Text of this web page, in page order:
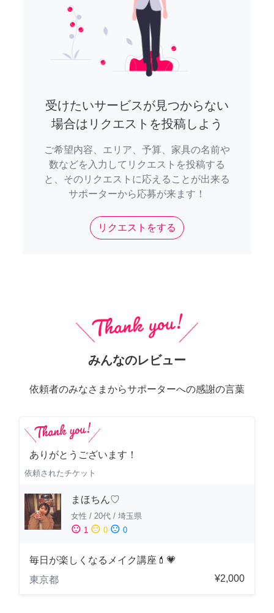
受けたいサービスが見つからない
場合はリクエストを投稿しよう
ご希望内容、エリア、予算、家具の名前や
数などを入力してリクエストを投稿する
と、そのリクエストに応えることが出来る
サポーターから応募が来ます！
リクエストをする
みんなのレビュー
依頼者のみなさまからサポーターへの感謝の言葉
ありがとうございます！
依頼されたチケット
まほちん♡
女性 / 20代 / 埼玉県
sentiment_satisfied 1 sentiment_neutral 0 sentiment_dissatisfied 0
毎日が楽しくなるメイク講座💄💗
東京都
¥2,000